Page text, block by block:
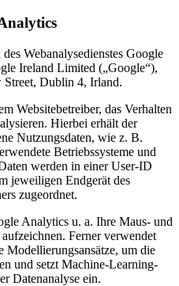
Webanalysedienstes Google
Ireland Limited („Google“),
Dublin 4, Irland.
Websitebetreiber, das Verhalten
Hierbei erhält der
Nutzungsdaten, wie z. B.
Betriebssysteme und
werden in einer User-ID
jeweiligen Endgerät des
zugeordnet.
Analytics u. a. Ihre Maus- und
Ferner verwendet
Modellierungsansätze, um die
und setzt Machine-Learning-
Datenanalyse ein.